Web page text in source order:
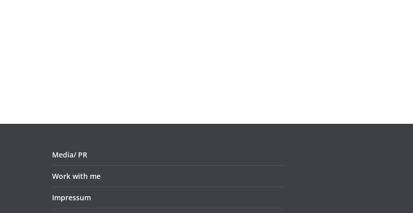
Media/ PR
Work with me
Impressum